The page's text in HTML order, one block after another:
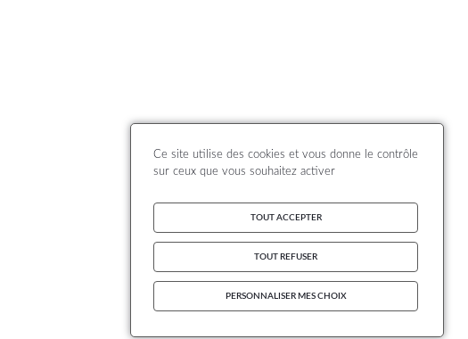
Ce site utilise des cookies et vous donne le contrôle
sur ceux que vous souhaitez activer
TOUT ACCEPTER
TOUT REFUSER
PERSONNALISER MES CHOIX